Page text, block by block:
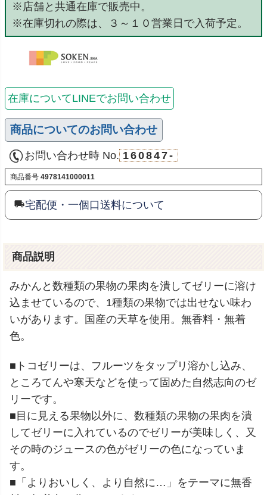
※店舗と共通在庫で販売中。
※在庫切れの際は、３～１０営業日で入荷予定。
在庫についてLINEでお問い合わせ
商品についてのお問い合わせ
お問い合わせ時 No. 160847-
商品番号 4978141000011
宅配便・一個口送料について
商品説明
みかんと数種類の果物の果肉を潰してゼリーに溶け
込ませているので、1種類の果物では出せない味わ
いがあります。国産の天草を使用。無香料・無着
色。
■トコゼリーは、フルーツをタップリ溶かし込み、
ところてんや寒天などを使って固めた自然志向のゼ
リーです。
■目に見える果物以外に、数種類の果物の果肉を潰
してゼリーに入れているのでゼリーが美味しく、又
その時のジュースの色がゼリーの色になっていま
す。
■「よりおいしく、より自然に…」をテーマに無香